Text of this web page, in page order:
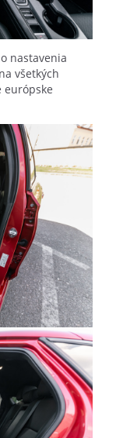
nastavenia
všetkých
európske